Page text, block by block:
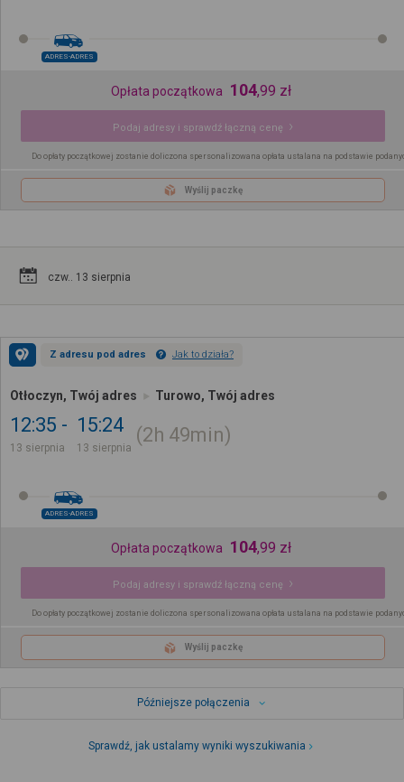
ADRES-ADRES
Opłata początkowa 104,99 zł
Podaj adresy i sprawdź łączną cenę
Do opłaty początkowej zostanie doliczona spersonalizowana opłata ustalana na podstawie
Wyślij paczkę
czw.. 13 sierpnia
Z adresu pod adres Jak to działa?
Otłoczyn, Twój adres Turowo, Twój adres
12:35
13 sierpnia
15:24
13 sierpnia
2h 49min
ADRES-ADRES
Opłata początkowa 104,99 zł
Podaj adresy i sprawdź łączną cenę
Do opłaty początkowej zostanie doliczona spersonalizowana opłata ustalana na podstawie
Wyślij paczkę
Późniejsze połączenia
Sprawdź, jak ustalamy wyniki wyszukiwania